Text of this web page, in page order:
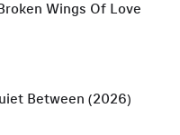
Wings Of Love
Between (2026)